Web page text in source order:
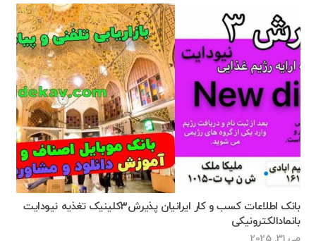
بانک اطلاعات کسب و کار ایرانیان پذیرش۳کلینیک تغذیه نیودایت
بانمادالکترونیکی